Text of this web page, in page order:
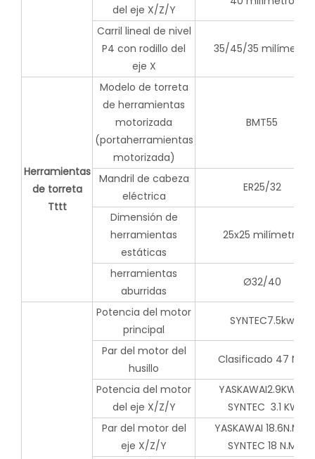
del eje X/Z/Y
Carril lineal de nivel
P4 con rodillo del
eje X
35/45/35 milímetro
Herramientas
de torreta
Tttt
Modelo de torreta
de herramientas
motorizada
(portaherramientas
motorizada)
BMT55
Mandril de cabeza
eléctrica
ER25/32
Dimensión de
herramientas
estáticas
25x25 milímetro
herramientas
aburridas
Ø32/40
Potencia del motor
principal
SYNTEC7.5kw
Par del motor del
husillo
Clasificado 47 NM
Potencia del motor
del eje X/Z/Y
YASKAWAI2.9KW o
SYNTEC 3.1 KW
Par del motor del
eje X/Z/Y
YASKAWAI 18.6N.M o
SYNTEC 18 N.M